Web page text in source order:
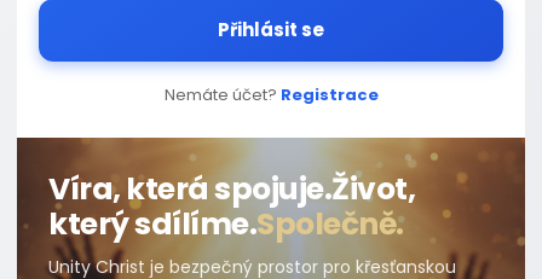
Přihlásit se
Nemáte účet? Registrace
Víra, která spojuje.Život,
který sdílíme.Společně.
Unity Christ je bezpečný prostor pro křesťanskou